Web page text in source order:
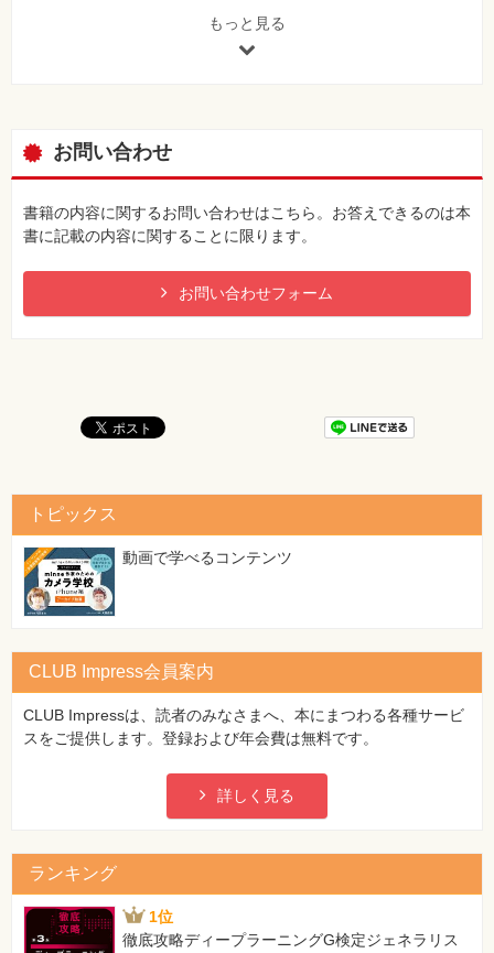
口下手でもエクセルを使ったコミュ力は簡単にアップできる！
040 表は罫線で囲むだけ。何も特別なことはしていない
041 意味を考えずに表の書式を設定している
044 大きさの違う表を並べたいけれどレイアウトが崩れる
045 表の中で数字の差を際立たせたい
047 棒が凸凹していてグラフが見にくい
048 棒グラフを見ても売上金額が分からない！
049 売り上げや成長率をグラフでうまくアピールできない
050 折れ線グラフがパスタのように絡んでいる
051 売り上げを比較するときにとりあえず円グラフを作成
054 上司から高すぎる売り上げ目標を設定された
055 データを集計してはみたもののどう分析していいか分から
ない
056 2つの数字に関係があるか自分の感覚で話している
057 現状を分析しないで売上予算を作っている
058 データの入力間違いが多すぎる！
策を答えられない
060 コストと費用対効果をきちんと予測したい
コラム グローバルに通用する４つの言語
索引
[誤]
「セルに入力された曜日が1（土曜日）」
[正]
「セルに入力された曜日が7（土曜日）」
【 第4刷にて修正 】
同様の操作で、「=WEEKDAY(A2)=1」と入力して、条件
付き書式を設定しておく
61ページ 1つ目の画面のコメント
[誤]
②「=WEEKDAY(A2)=1」と入力
「1」は土曜日を表す
②「=WEEKDAY(A2)=7」と入力
「7」は土曜日を表す
【 第4刷にて修正 】
71ページ 図解のコメント
セルA2には「=PHONETIC(A3)」と入力しておく
【 第4刷にて修正 】
83ページ サンプルファイル
[誤]
SAMPLE FILE
もっと見る
お問い合わせ
書籍の内容に関するお問い合わせはこちら。お答えできるのは本
書に記載の内容に関することに限ります。
お問い合わせフォーム
トピックス
動画で学べるコンテンツ
CLUB Impress会員案内
CLUB Impressは、読者のみなさまへ、本にまつわる各種サービ
スをご提供します。登録および年会費は無料です。
詳しく見る
ランキング
1位
徹底攻略ディープラーニングG検定ジェネラリス